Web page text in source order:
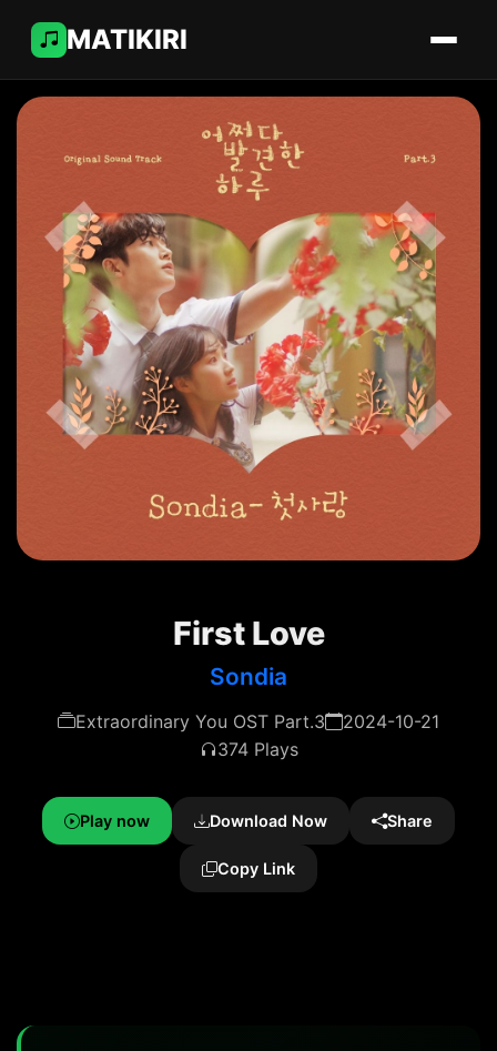
MATIKIRI
First Love
Sondia
Extraordinary You OST Part.3
2024-10-21
374 Plays
Play now Download Now Share
Copy Link